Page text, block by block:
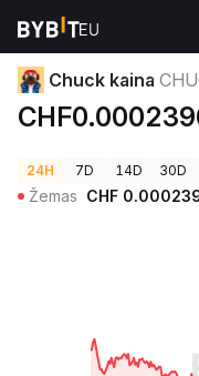
Kriptovaliutų kainos
Chuck kaina
24H 7D 14D 30D
Žemas CHF